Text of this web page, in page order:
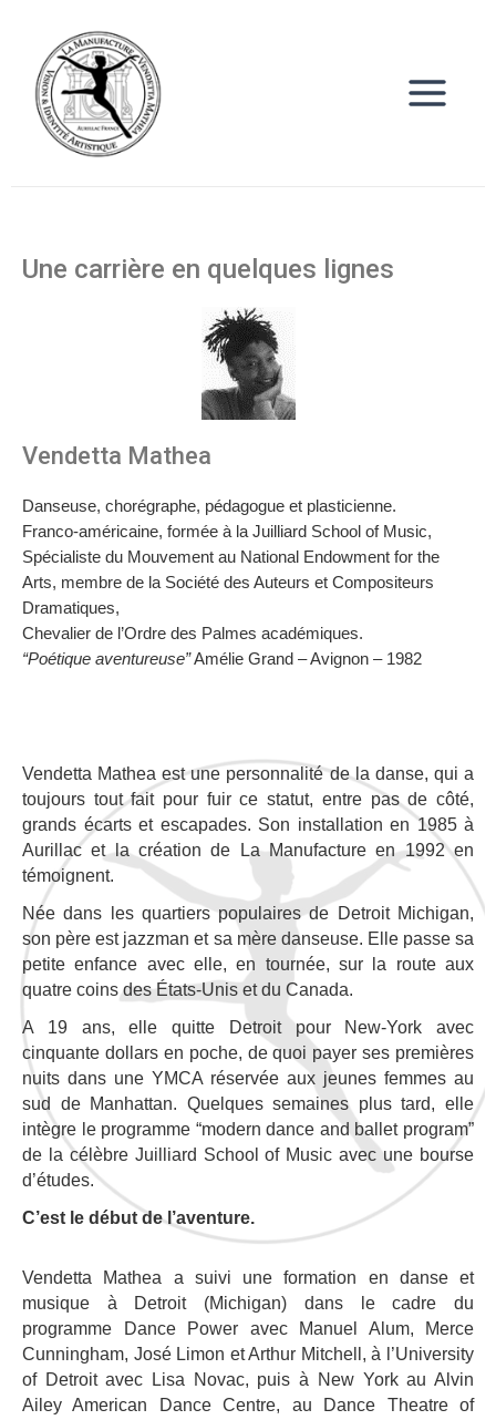
contenu
Une carrière en quelques lignes
Vendetta Mathea
Danseuse, chorégraphe, pédagogue et plasticienne.
Franco-américaine, formée à la Juilliard School of Music,
Spécialiste du Mouvement au National Endowment for the
Arts, membre de la Société des Auteurs et Compositeurs
Dramatiques,
Chevalier de l’Ordre des Palmes académiques.
“Poétique aventureuse”Amélie Grand – Avignon – 1982
Vendetta Mathea est une personnalité de la danse, qui a
toujours tout fait pour fuir ce statut, entre pas de côté,
grands écarts et escapades. Son installation en 1985 à
Aurillac et la création de La Manufacture en 1992 en
témoignent.
Née dans les quartiers populaires de Detroit Michigan,
son père est jazzman et sa mère danseuse. Elle passe sa
petite enfance avec elle, en tournée, sur la route aux
quatre coins des États-Unis et du Canada.
A 19 ans, elle quitte Detroit pour New-York avec
cinquante dollars en poche, de quoi payer ses premières
nuits dans une YMCA réservée aux jeunes femmes au
sud de Manhattan. Quelques semaines plus tard, elle
intègre le programme “modern dance and ballet program”
de la célèbre Juilliard School of Music avec une bourse
d’études.
C’est le début de l’aventure.
Vendetta Mathea a suivi une formation en danse et
musique à Detroit (Michigan) dans le cadre du
programme Dance Power avec Manuel Alum, Merce
Cunningham, José Limon et Arthur Mitchell, à l’University
of Detroit avec Lisa Novac, puis à New York au Alvin
Ailey American Dance Centre, au Dance Theatre of